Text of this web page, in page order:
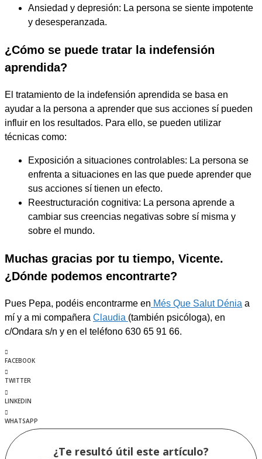
Ansiedad y depresión: La persona se siente impotente
y desesperanzada.
¿Cómo se puede tratar la indefensión
aprendida?
El tratamiento de la indefensión aprendida se basa en
ayudar a la persona a aprender que sus acciones sí pueden
influir en los resultados. Para ello, se pueden utilizar
técnicas como:
Exposición a situaciones controlables: La persona se
enfrenta a situaciones en las que puede aprender que
sus acciones sí tienen un efecto.
Reestructuración cognitiva: La persona aprende a
cambiar sus creencias negativas sobre sí misma y
sobre el mundo.
Muchas gracias por tu tiempo, Vicente.
¿Dónde podemos encontrarte?
Pues Pepa, podéis encontrarme en Més Que Salut Dénia a
mí y a mi compañera Claudia (también psicóloga), en
c/Ondara s/n y en el teléfono 630 65 91 66.
FACEBOOK
TWITTER
LINKEDIN
WHATSAPP
¿Te resultó útil este artículo?